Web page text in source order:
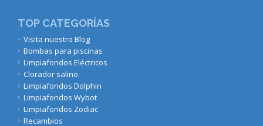
TOP CATEGORÍAS
Visita nuestro Blog
Bombas para piscinas
Limpiafondos Eléctricos
Clorador salino
Limpiafondos Dolphin
Limpiafondos Wybot
Limpiafondos Zodiac
Recambios